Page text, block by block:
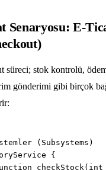
Senaryosu: E-
süreci; stok kontrolü,
gönderimi gibi birçok